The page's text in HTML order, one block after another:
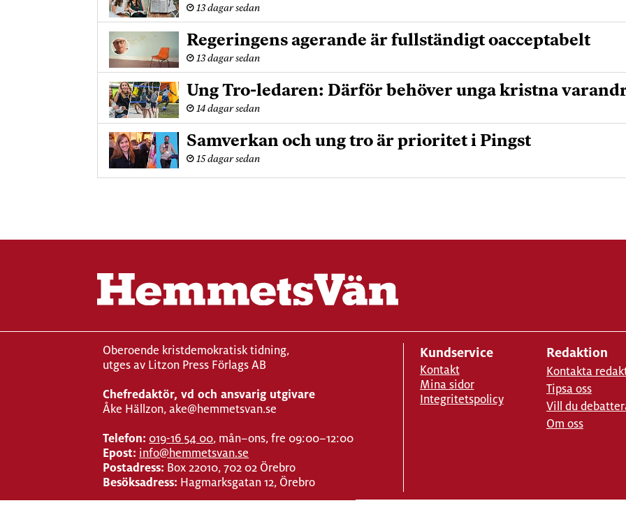
13 dagar sedan
Regeringens agerande är fullständigt oacceptabelt
13 dagar sedan
Ung Tro-ledaren: Därför behöver unga kristna
14 dagar sedan
Samverkan och ung tro är prioritet i Pingst
15 dagar sedan
Oberoende kristdemokratisk tidning,
utges av Litzon Press Förlags AB
Chefredaktör, vd och ansvarig utgivare
Åke Hällzon, ake@hemmetsvan.se
Telefon: 019-16 54 00, mån–ons, fre 09:00–12:00
Epost: info@hemmetsvan.se
Postadress: Box 22010, 702 02 Örebro
Besöksadress: Hagmarksgatan 12, Örebro
Kundservice
Kontakt
Mina sidor
Integritetspolicy
Redaktion
Kontakta
Tipsa oss
Vill du
Om oss